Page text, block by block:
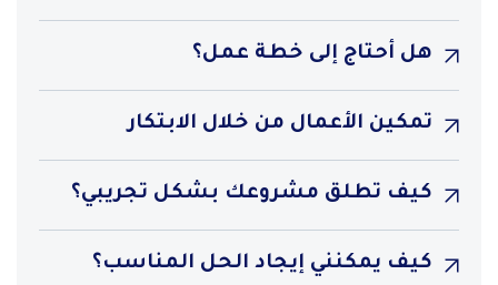
هل أحتاج إلى خطة عمل؟
تمكين الأعمال من خلال الابتكار
كيف تطلق مشروعك بشكل تجريبي؟
كيف يمكنني إيجاد الحل المناسب؟